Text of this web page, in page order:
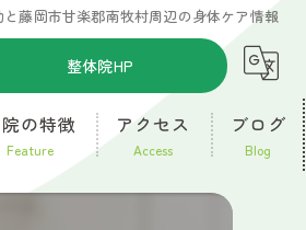
藤岡市甘楽郡南牧村周辺の身体ケア情報
整体院HP
の特徴
feature
アクセス
access
ブログ
blog